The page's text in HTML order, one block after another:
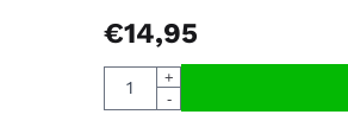
€14,95
Aantal
+
-